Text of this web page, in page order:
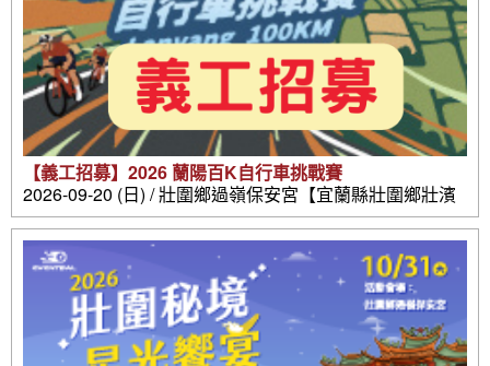
【義工招募】2026 蘭陽百K自行車挑戰賽
2026-09-20 (日) / 壯圍鄉過嶺保安宮【宜蘭縣壯圍鄉壯濱
路三段302號】